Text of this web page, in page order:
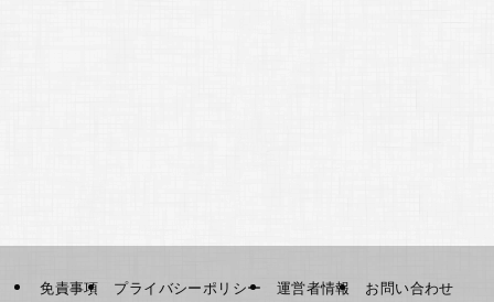
免責事項 プライバシーポリシー 運営者情報 お問い合わせ